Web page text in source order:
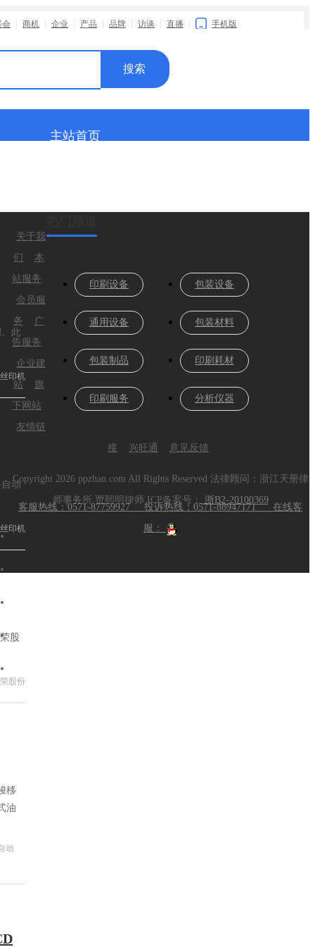
搜索
主站首页
此
印机
动
印机
股
股份
移
油
动
印刷设备 包装设备
通用设备 包装材料
包装制品 印刷耗材
印刷服务 分析仪器
关于我
们
本
站服务
会员服
务
广
告服务
企业建
站
旗
下网站
友情链
接
兴旺通 意见反馈
Copyright 2026 ppzhan.com All Rights Reserved 法律顾问：浙江天册律
师事务所 贾熙明律师 ICP备案号：
浙B2-20100369
客服热线：0571-87759927 投诉热线：0571-88947171 在线客
服：